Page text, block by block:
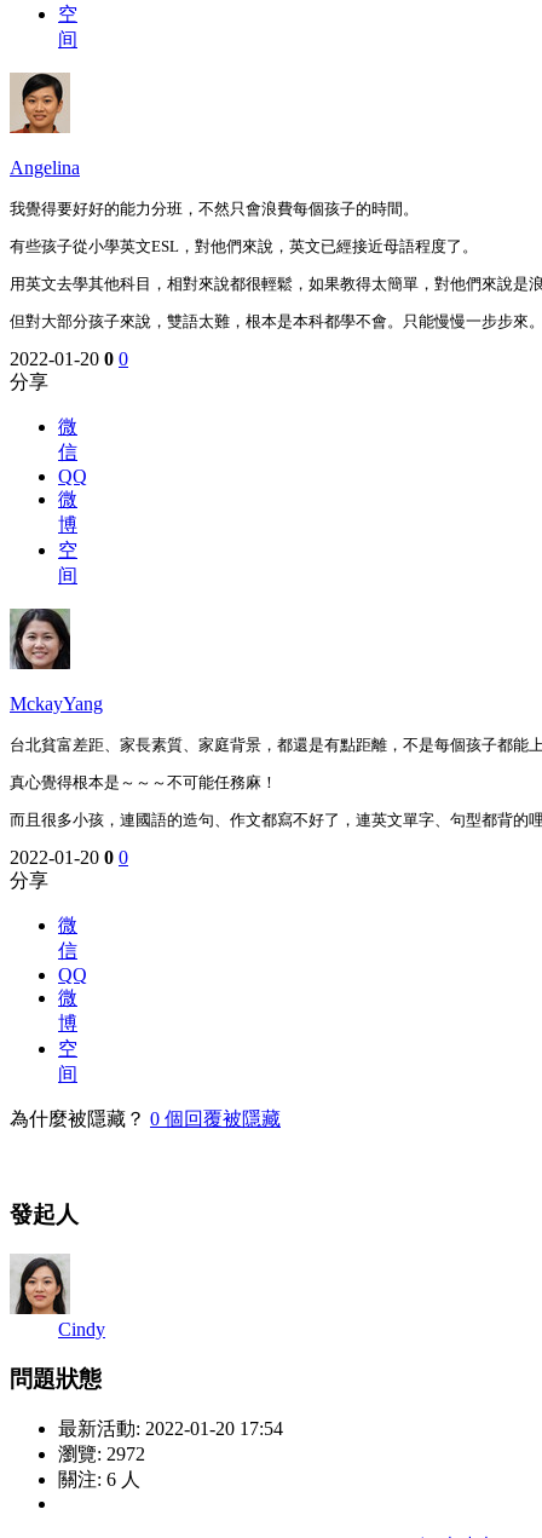
空
间
Angelina
我覺得要好好的能力分班，不然只會浪費每個孩子的時間。
有些孩子從小學英文ESL，對他們來說，英文已經接近母語程度了。
用英文去學其他科目，相對來說都很輕鬆，如果教得太簡單，對他們來說是浪
但對大部分孩子來說，雙語太難，根本是本科都學不會。只能慢慢一步步來。
2022-01-20 0 0
分享
微
信
QQ
微
博
空
间
MckayYang
台北貧富差距、家長素質、家庭背景，都還是有點距離，不是每個孩子都能
真心覺得根本是～～～不可能任務麻！
而且很多小孩，連國語的造句、作文都寫不好了，連英文單字、句型都背的
2022-01-20 0 0
分享
微
信
QQ
微
博
空
间
為什麼被隱藏？ 0 個回覆被隱藏
發起人
Cindy
問題狀態
最新活動: 2022-01-20 17:54
瀏覽: 2972
關注: 6 人